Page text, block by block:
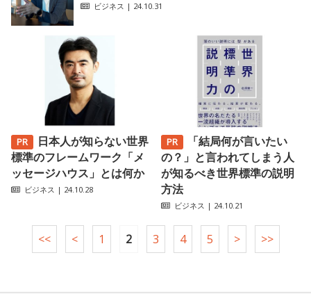
ビジネス | 24.10.31
日本人が知らない世界
標準のフレームワーク「メ
ッセージハウス」とは何か
ビジネス | 24.10.28
「結局何が言いたい
の？」と言われてしまう人
が知るべき世界標準の説明
方法
ビジネス | 24.10.21
<< < 1 2 3 4 5 > >>